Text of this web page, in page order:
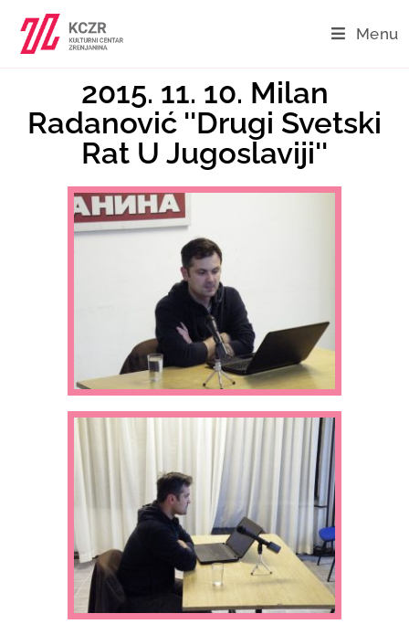
Menu
2015. 11. 10. Milan
Radanović ''Drugi Svetski
Rat U Jugoslaviji''